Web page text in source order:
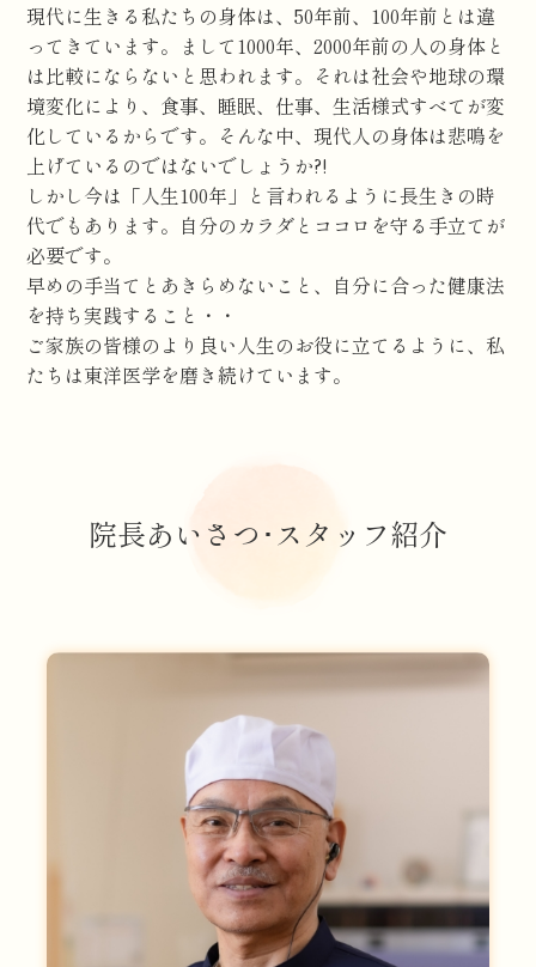
現代に生きる私たちの身体は、50年前、100年前とは違
ってきています。まして1000年、2000年前の人の身体と
は比較にならないと思われます。それは社会や地球の環
境変化により、食事、睡眠、仕事、生活様式すべてが変
化しているからです。そんな中、現代人の身体は悲鳴を
上げているのではないでしょうか?!
しかし今は「人生100年」と言われるように長生きの時
代でもあります。自分のカラダとココロを守る手立てが
必要です。
早めの手当てとあきらめないこと、自分に合った健康法
を持ち実践すること・・
ご家族の皆様のより良い人生のお役に立てるように、私
たちは東洋医学を磨き続けています。
院長あいさつ･スタッフ紹介